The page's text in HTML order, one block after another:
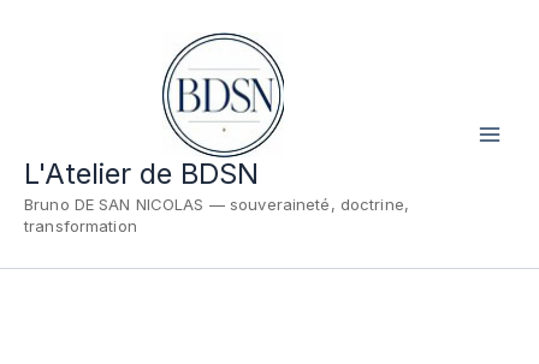
L'Atelier de BDSN
Bruno DE SAN NICOLAS — souveraineté, doctrine,
transformation